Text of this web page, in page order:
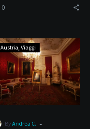
0
Vienna
–
Museo
di
Sissi
Austria Viaggi
By Andrea C. -